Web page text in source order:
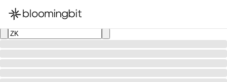
한국어
English
日本語